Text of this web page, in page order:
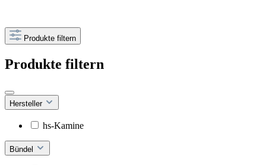
Produkte filtern
Produkte filtern
Hersteller
hs-Kamine
Bündel